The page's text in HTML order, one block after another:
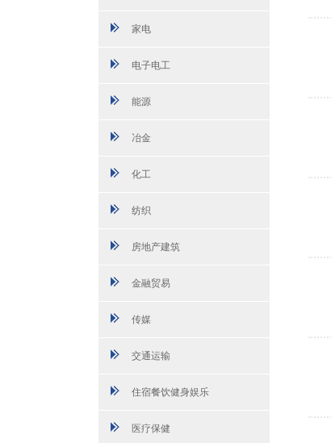
家电
电子电工
能源
冶金
化工
纺织
房地产建筑
金融贸易
传媒
交通运输
住宿餐饮健身娱乐
医疗保健